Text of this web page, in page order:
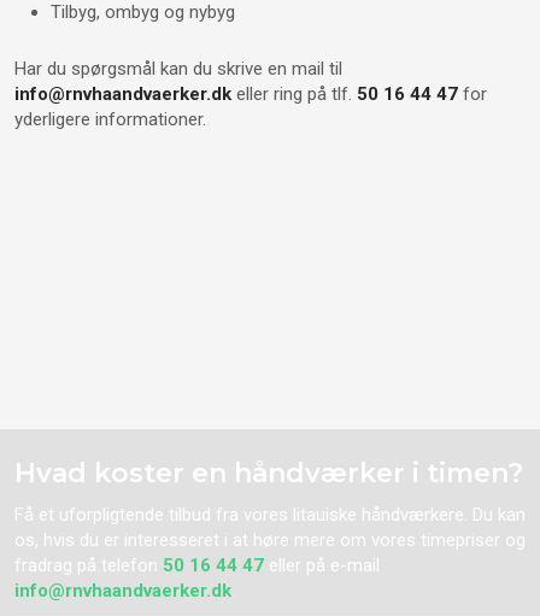
Tilbyg, ombyg og nybyg
Har du spørgsmål kan du skrive en mail til
info@rnvhaandvaerker.dkeller ring på tlf. 50 16 44 47for
yderligere informationer.​
Hvad koster en håndværker i timen?
Få et uforpligtende tilbud fra vores litauiske håndværkere. Du kan
os, hvis du er interesseret i at høre mere om vores timepriser og
fradrag på telefon 50 16 44 47 eller på e-mail
info@rnvhaandvaerker.dk.​